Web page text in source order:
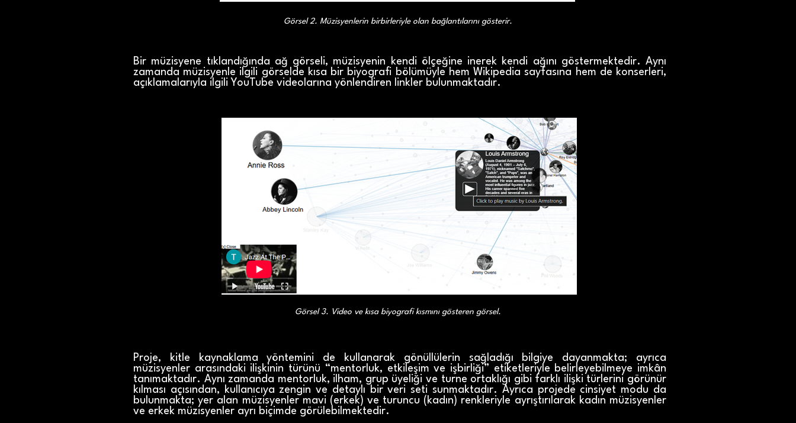
Görsel 2. Müzisyenlerin birbirleriyle olan bağlantılarını gösterir.
Bir müzisyene tıklandığında ağ görseli, müzisyenin kendi ölçeğine inerek kendi ağını göstermektedir. Aynı
zamanda müzisyenle ilgili görselde kısa bir biyografi bölümüyle hem Wikipedia sayfasına hem de konserleri,
açıklamalarıyla ilgili YouTube videolarına yönlendiren linkler bulunmaktadır.
Görsel 3. Video ve kısa biyografi kısmını gösteren görsel.
Proje, kitle kaynaklama yöntemini de kullanarak gönüllülerin sağladığı bilgiye dayanmakta; ayrıca
müzisyenler arasındaki ilişkinin türünü “mentorluk, etkileşim ve işbirliği” etiketleriyle belirleyebilmeye imkân
tanımaktadır. Aynı zamanda mentorluk, ilham, grup üyeliği ve turne ortaklığı gibi farklı ilişki türlerini görünür
kılması açısından, kullanıcıya zengin ve detaylı bir veri seti sunmaktadır. Ayrıca projede cinsiyet modu da
bulunmakta; yer alan müzisyenler mavi (erkek) ve turuncu (kadın) renkleriyle ayrıştırılarak kadın müzisyenler
ve erkek müzisyenler ayrı biçimde görülebilmektedir.